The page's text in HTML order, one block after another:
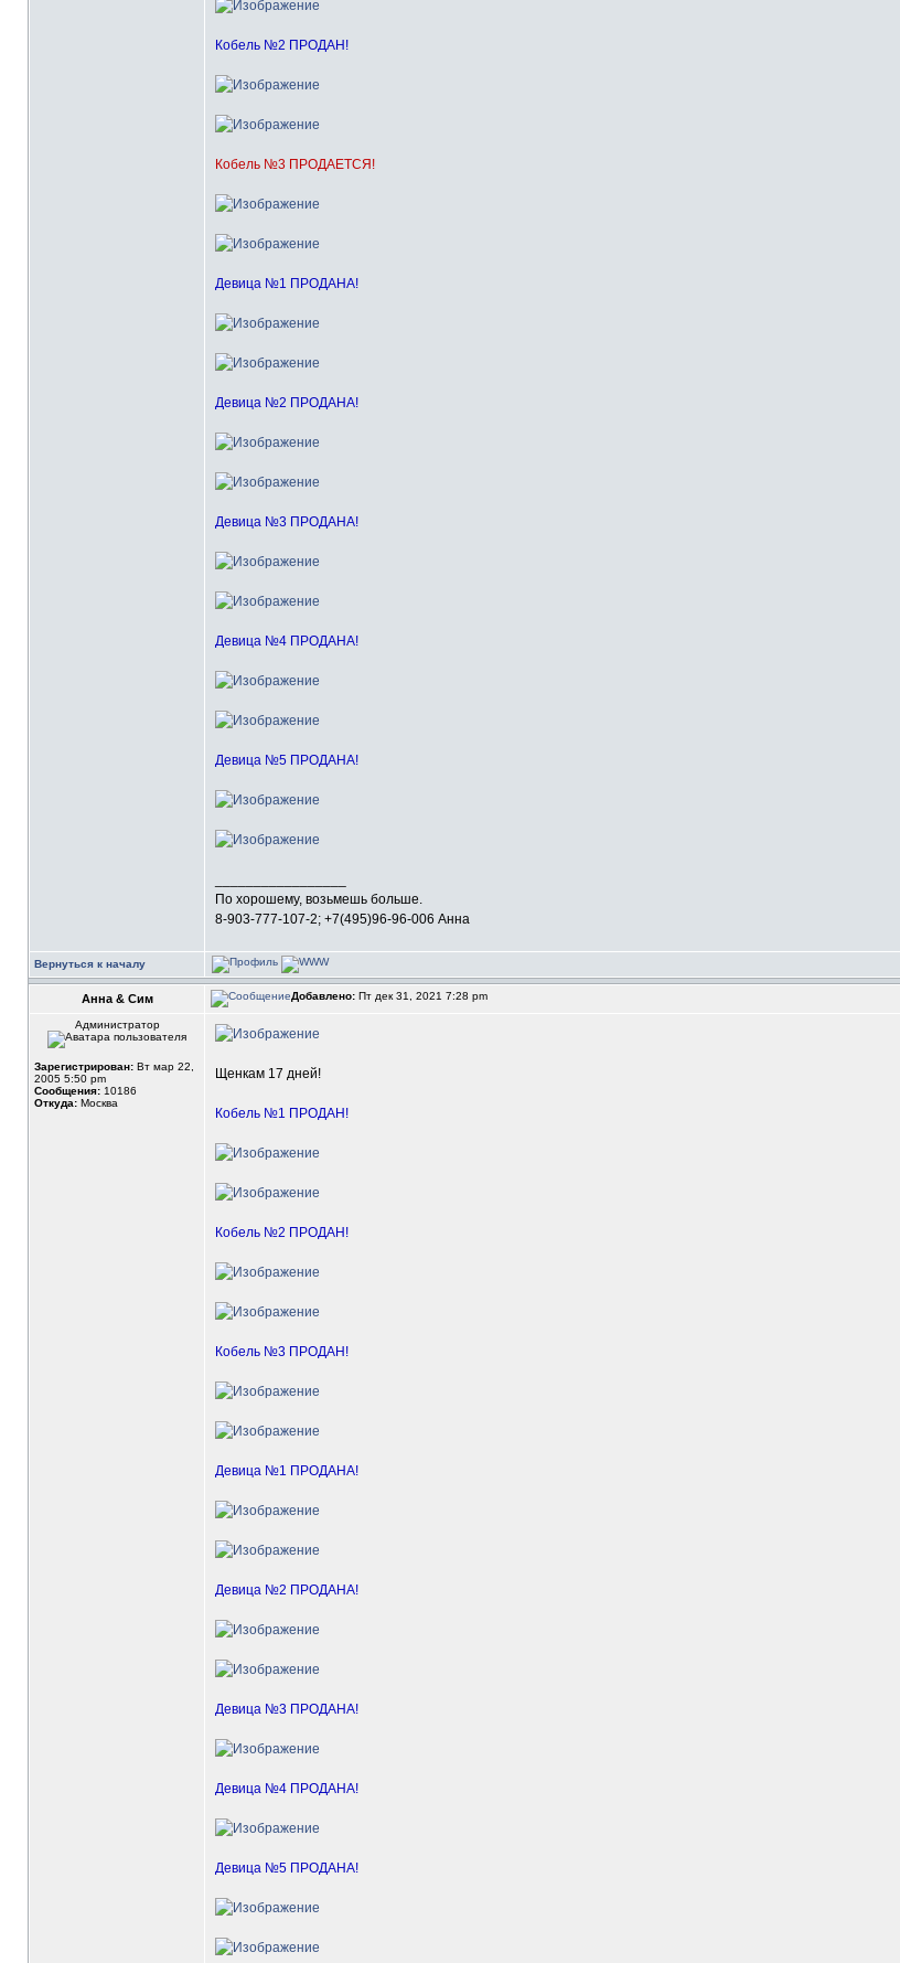
Кобель №2 ПРОДАН!
Кобель №3 ПРОДАЕТСЯ!
Девица №1 ПРОДАНА!
Девица №2 ПРОДАНА!
Девица №3 ПРОДАНА!
Девица №4 ПРОДАНА!
Девица №5 ПРОДАНА!
По хорошему, возьмешь больше.
8-903-777-107-2; +7(495)96-96-006 Анна
Вернуться к началу
Анна & Сим Добавлено: Пт дек 31, 2021 7:28 pm
Администратор
Зарегистрирован: Вт мар 22,
2005 5:50 pm
Сообщения: 10186
Откуда: Москва
Щенкам 17 дней!
Кобель №1 ПРОДАН!
Кобель №2 ПРОДАН!
Кобель №3 ПРОДАН!
Девица №1 ПРОДАНА!
Девица №2 ПРОДАНА!
Девица №3 ПРОДАНА!
Девица №4 ПРОДАНА!
Девица №5 ПРОДАНА!